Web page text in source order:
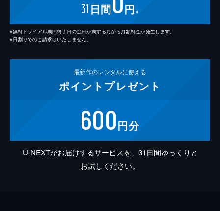
31 日間 円 ※
※無料トライアル期間終了日の翌日が属する月から月額料金が発生します。
※日割りでのご請求はいたしません。
最新作のレンタルに使える
ポイント プレゼント
600円分
U-NEXTがお届けするサービスを、31日間ゆっくりと
お試しください。